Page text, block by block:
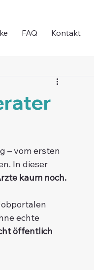
FAQ Kontakt
– vom ersten
In dieser
kaum noch.
echte
öffentlich